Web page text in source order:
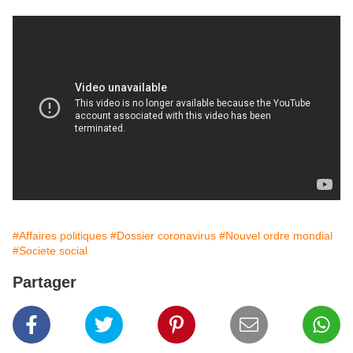
#Affaires politiques #Dossier coronavirus #Nouvel ordre mondial
#Societe social
Partager